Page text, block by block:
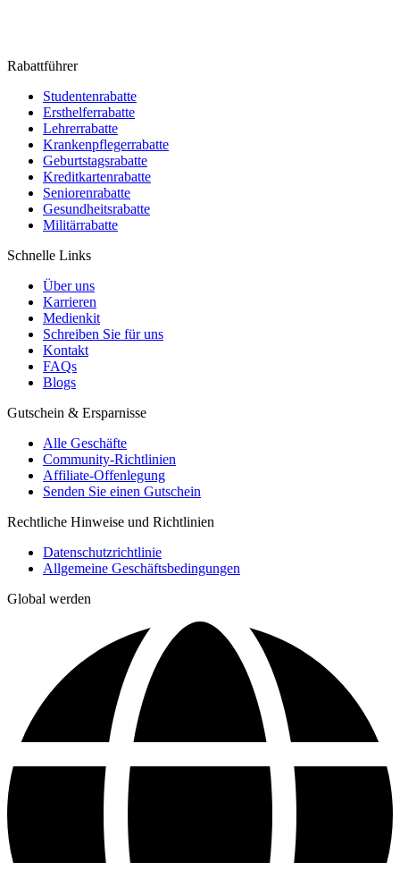
Rabattführer
Studentenrabatte
Ersthelferrabatte
Lehrerrabatte
Krankenpflegerrabatte
Geburtstagsrabatte
Kreditkartenrabatte
Seniorenrabatte
Gesundheitsrabatte
Militärrabatte
Schnelle Links
Über uns
Karrieren
Medienkit
Schreiben Sie für uns
Kontakt
FAQs
Blogs
Gutschein & Ersparnisse
Alle Geschäfte
Community-Richtlinien
Affiliate-Offenlegung
Senden Sie einen Gutschein
Rechtliche Hinweise und Richtlinien
Datenschutzrichtlinie
Allgemeine Geschäftsbedingungen
Global werden